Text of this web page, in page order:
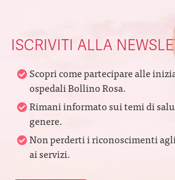
ISCRIVITI ALLA
Scopri come partecipare alle
ospedali Bollino Rosa.
Rimani informato sui temi di
genere.
Non perderti i riconoscimenti
ai servizi.